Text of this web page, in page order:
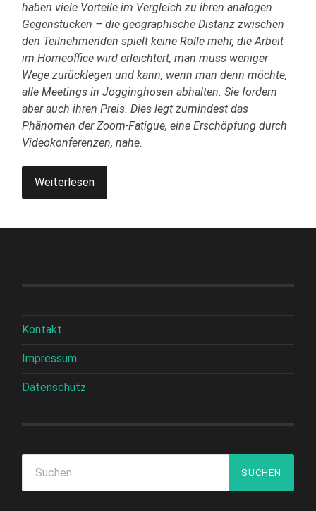
haben viele Vorteile im Vergleich zu ihren analogen
Gegenstücken – die geographische Distanz zwischen
den Teilnehmenden spielt keine Rolle mehr, die Arbeit
im Homeoffice wird erleichtert, man muss weniger
Wege zurücklegen und kann, wenn man denn möchte,
alle Meetings in Jogginghosen abhalten. Sie fordern
aber auch ihren Preis. Dies legt zumindest das
Phänomen der Zoom-Fatigue, eine Erschöpfung durch
Videokonferenzen, nahe.
Weiterlesen
Kontakt
Impressum
Datenschutz
nach: